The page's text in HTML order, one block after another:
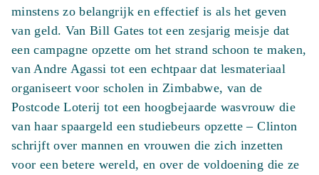
minstens zo belangrijk en effectief is als het geven
van geld. Van Bill Gates tot een zesjarig meisje dat
een campagne opzette om het strand schoon te maken,
van Andre Agassi tot een echtpaar dat lesmateriaal
organiseert voor scholen in Zimbabwe, van de
Postcode Loterij tot een hoogbejaarde wasvrouw die
van haar spaargeld een studiebeurs opzette – Clinton
schrijft over mannen en vrouwen die zich inzetten
voor een betere wereld, en over de voldoening die ze